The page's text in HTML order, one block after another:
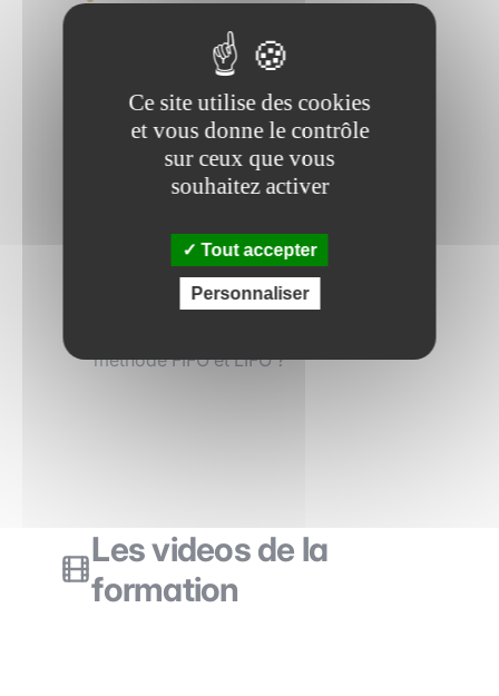
Cas particuliers chiffrés concernant
l’intégration globale, l’intégration
proportionnelle et la mise en
Qu’est-ce que les intérêts minoritaires
? Comment sont-ils comptabilisés
dans les états financiers ?
équivalence ?
Comment projeter un P&L ? Quels
drivers utilise-t-on ?
méthode FIFO et LIFO ?
Les videos de la
formation
Ce site utilise des cookies
et vous donne le contrôle
sur ceux que vous
souhaitez activer
Tout accepter
Personnaliser